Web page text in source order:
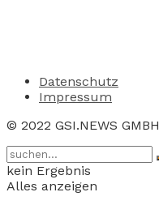
Datenschutz
Impressum
© 2022 GSI.NEWS
kein Ergebnis
Alles anzeigen